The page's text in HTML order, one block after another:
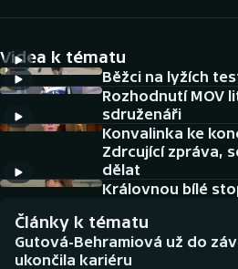
DALŠÍ SPORTY
Americký fotbal
Baseball a softbal
Biatlon
NEPŘEHLÉDNĚTE
Aplikace ČT sport
Videa k tématu
Běžci na lyžích
Rozhodnutí MOV
sdruženáři
Konvalinka ke
Zdrcující zpráva,
dělat
Královnou bílé
Články k tématu
Gutová-Behramiová už do
ukončila kariéru